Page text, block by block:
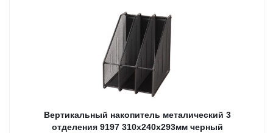
Вертикальный накопитель металический 3
отделения 9197 310х240х293мм черный